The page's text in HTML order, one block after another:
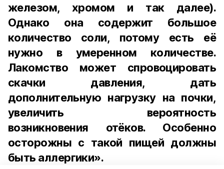
железом, хромом и так далее).
Однако она содержит большое
количество соли, потому есть её
нужно в умеренном количестве.
Лакомство может спровоцировать
скачки давления, дать
дополнительную нагрузку на почки,
увеличить вероятность
возникновения отёков. Особенно
осторожны с такой пищей должны
быть аллергики».